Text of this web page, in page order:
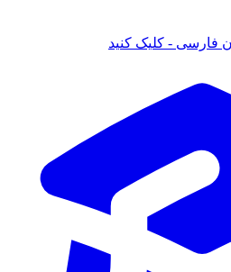
فارسی - کلیک کنید